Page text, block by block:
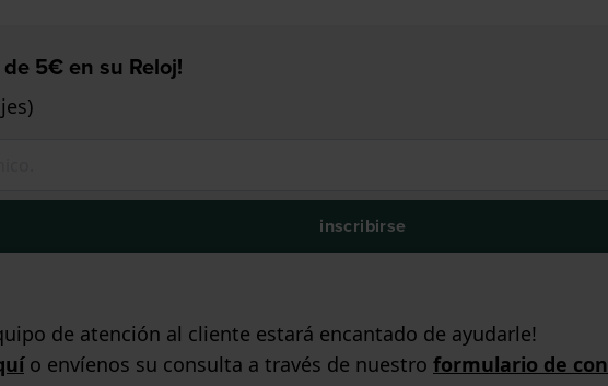
5€ en su Reloj!
inscribirse
de atención al cliente estará encantado de ayudarle!
o envíenos su consulta a través de nuestro formulario de